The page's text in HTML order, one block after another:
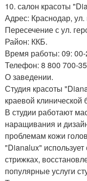
10. салон красоты
Адрес: Краснодар, ул.
Пересечение с ул.
Район: ККБ.
Время работы: 09: 00-
Телефон: 8 800 700-
О заведении.
Студия красоты
краевой клинической
В студии работают
наращивания и
проблемам кожи
"Dianalux"
стрижках,
популярные услуги